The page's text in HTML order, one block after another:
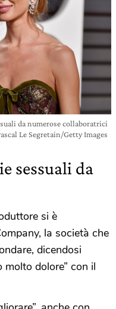
da numerose collaboratrici
Le Segretain/Getty Images
sessuali da
si è
la società che
dicendosi
molto dolore” con il